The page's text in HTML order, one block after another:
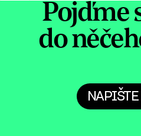
Pojďme
do